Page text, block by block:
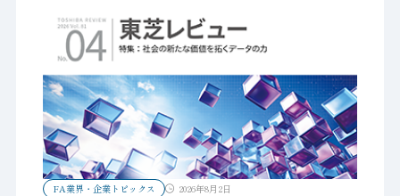
FA業界・企業トピックス 2026年8月2日